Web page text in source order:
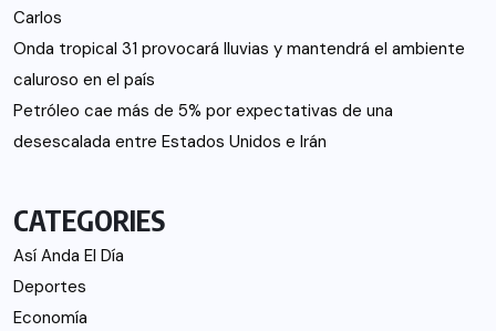
Carlos
Onda tropical 31 provocará lluvias y mantendrá el ambiente
caluroso en el país
Petróleo cae más de 5% por expectativas de una
desescalada entre Estados Unidos e Irán
CATEGORIES
Así Anda El Día
Deportes
Economía